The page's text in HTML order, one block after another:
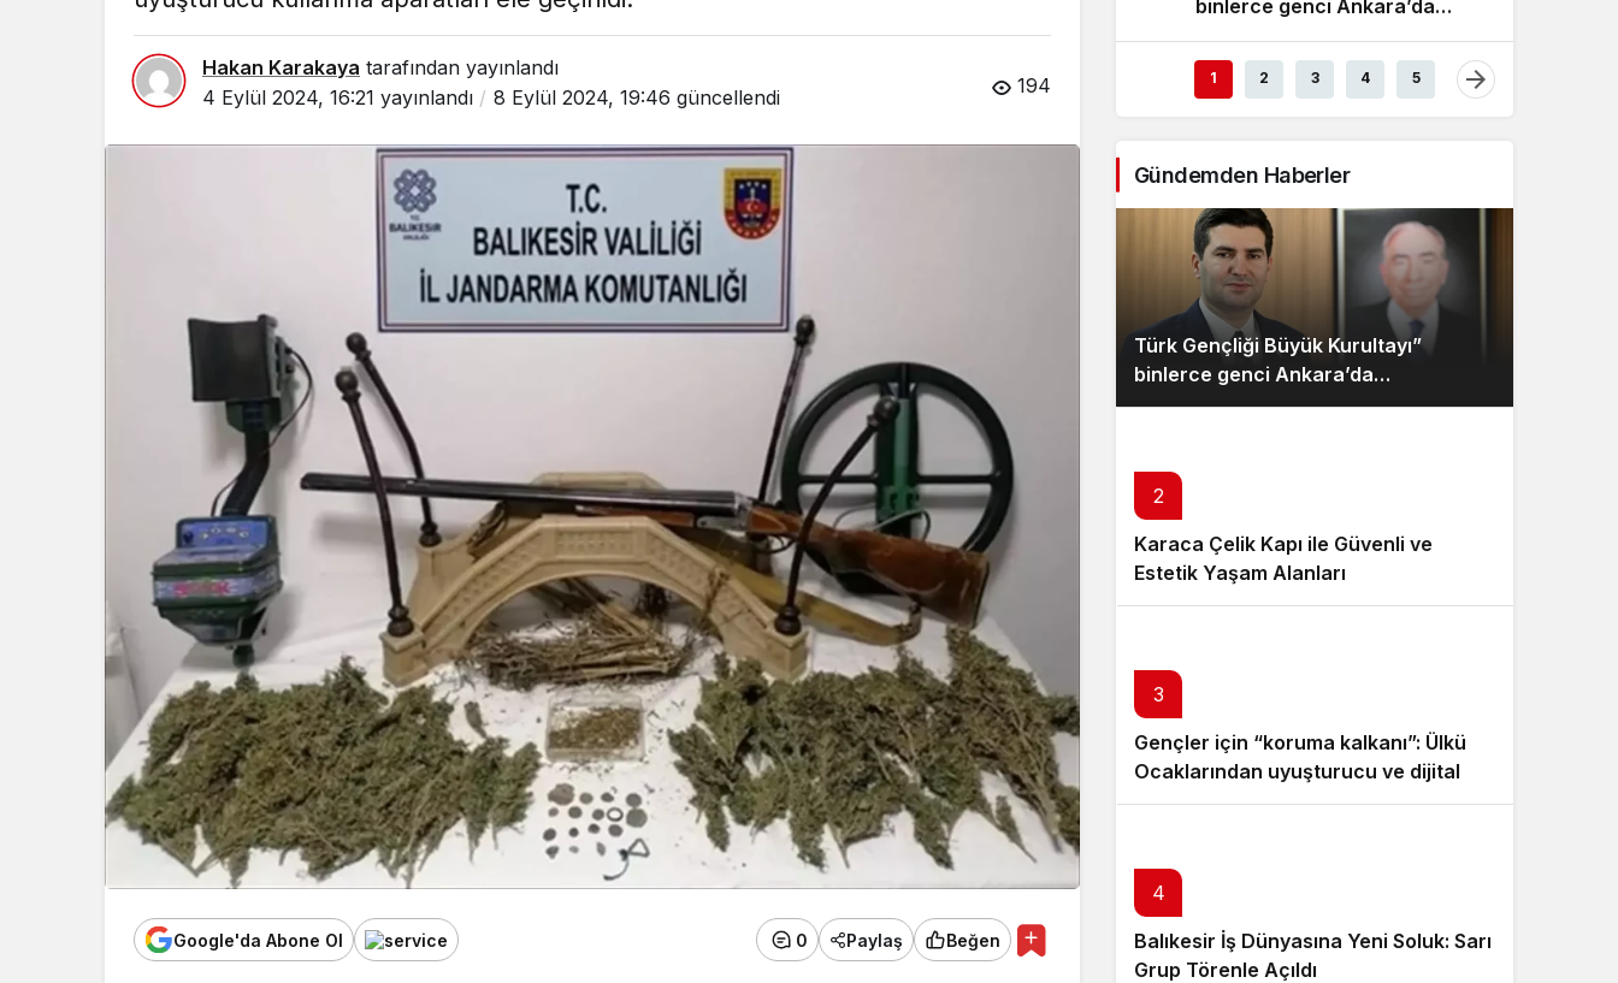
Sistem modunu seçin.
Hakan Karakaya tarafından yayınlandı
4 Eylül 2024, 16:21 yayınlandı 8 Eylül 2024, 19:46 güncellendi 194
Google'da Abone Ol 0 Paylaş Beğen
binlerce genci Ankara’da
1 2 3 4 5
Gündemden Haberler
Türk Gençliği Büyük Kurultayı”
binlerce genci Ankara’da
buluşturacak
2
Karaca Çelik Kapı ile Güvenli ve
Estetik Yaşam Alanları
3
Gençler için “koruma kalkanı”: Ülkü
Ocaklarından uyuşturucu ve dijital
bağımlılığa karşı seferberlik
4
Balıkesir İş Dünyasına Yeni Soluk: Sarı
Grup Törenle Açıldı